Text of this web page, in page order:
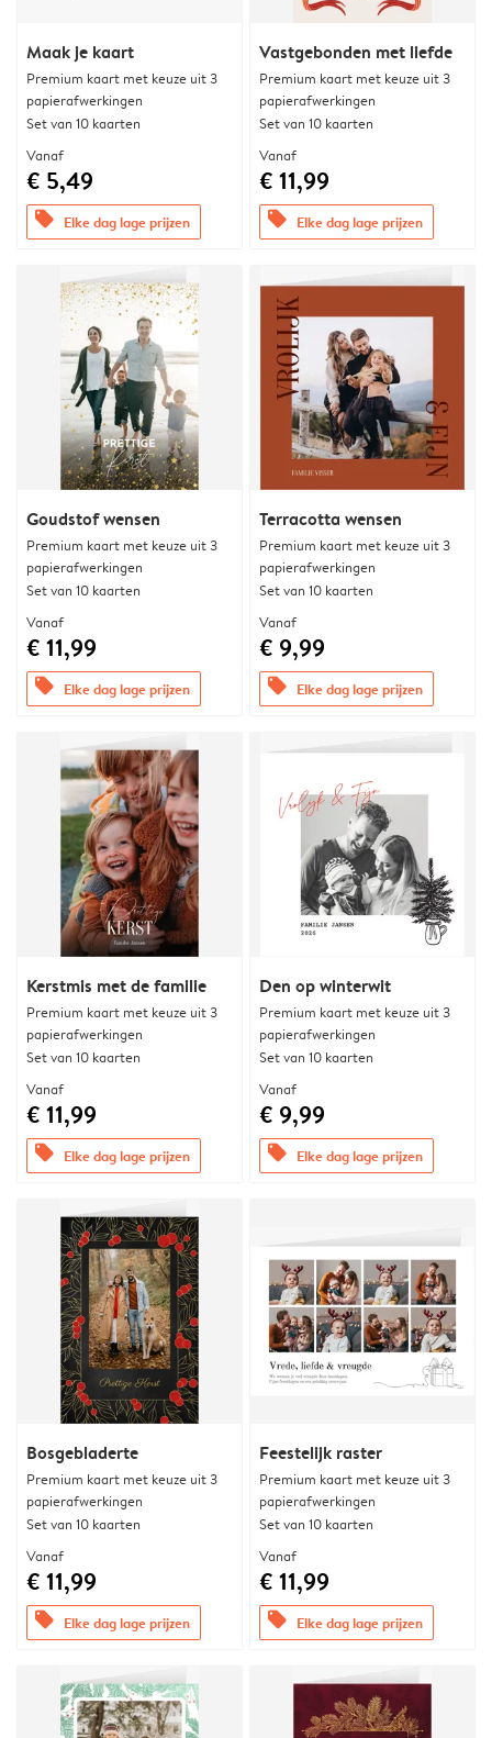
Maak je kaart
Premium kaart met keuze uit 3
papierafwerkingen
Set van 10 kaarten
Vanaf
€ 5,49
offers Elke dag lage prijzen
Vastgebonden met liefde
Premium kaart met keuze uit 3
papierafwerkingen
Set van 10 kaarten
Vanaf
€ 11,99
offers Elke dag lage prijzen
Goudstof wensen
Premium kaart met keuze uit 3
papierafwerkingen
Set van 10 kaarten
Vanaf
€ 11,99
offers Elke dag lage prijzen
Terracotta wensen
Premium kaart met keuze uit 3
papierafwerkingen
Set van 10 kaarten
Vanaf
€ 9,99
offers Elke dag lage prijzen
Kerstmis met de familie
Premium kaart met keuze uit 3
papierafwerkingen
Set van 10 kaarten
Vanaf
€ 11,99
offers Elke dag lage prijzen
Den op winterwit
Premium kaart met keuze uit 3
papierafwerkingen
Set van 10 kaarten
Vanaf
€ 9,99
offers Elke dag lage prijzen
Bosgebladerte
Premium kaart met keuze uit 3
papierafwerkingen
Set van 10 kaarten
Vanaf
€ 11,99
offers Elke dag lage prijzen
Feestelijk raster
Premium kaart met keuze uit 3
papierafwerkingen
Set van 10 kaarten
Vanaf
€ 11,99
offers Elke dag lage prijzen